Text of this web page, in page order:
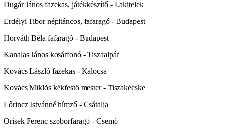
Dugár János fazekas, játékkészítő - Lakitelek
Erdélyi Tibor népitáncos, fafaragó - Budapest
Horváth Béla fafaragó - Budapest
Kanalas János kosárfonó - Tiszaalpár
Kovács László fazekas - Kalocsa
Kovács Miklós kékfestő mester - Tiszakécske
Lőrincz Istvánné hímző - Csátalja
Orisek Ferenc szoborfaragó - Csemő